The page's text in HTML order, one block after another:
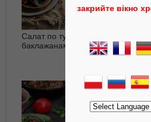
Салат по турецки с
баклажанами
закрийте вікно